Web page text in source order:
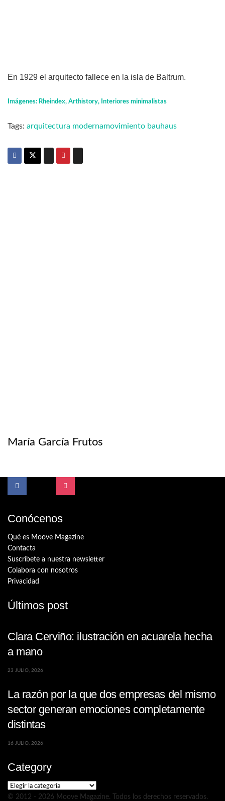
En 1929 el arquitecto fallece en la isla de Baltrum.
Imágenes: Rheindex, Arthistory, Interiores minimalistas
Tags: arquitectura modernamovimiento bauhaus
María García Frutos
Conócenos
Qué es Moove Magazine
Contacta
Suscríbete a nuestra newsletter
Colabora con nosotros
Privacidad
Últimos post
Clara Cerviño: ilustración en acuarela hecha
a mano
23 JULIO, 2026
La razón por la que dos empresas del mismo
sector generan emociones completamente
distintas
16 JULIO, 2026
Category
Category
© 2012 - 2026 Moove Magazine. Todos los derechos reservados.